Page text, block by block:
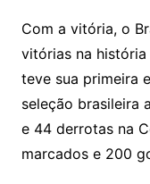
Com a vitória, o
vitórias na
teve sua primeira
seleção brasileira
e 44 derrotas na
marcados e 200